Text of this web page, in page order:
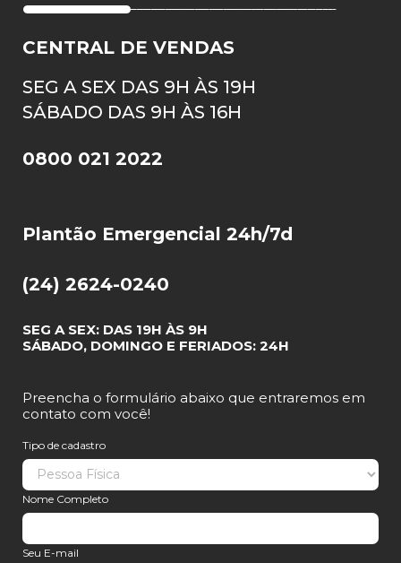
CENTRAL DE VENDAS
SEG A SEX DAS 9H ÀS 19H
SÁBADO DAS 9H ÀS 16H
0800 021 2022
Plantão Emergencial 24h/7d
(24) 2624-0240
SEG A SEX: DAS 19H ÀS 9H
SÁBADO, DOMINGO E FERIADOS: 24H
Preencha o formulário abaixo que entraremos em
contato com você!
Tipo de cadastro
Nome Completo
Seu E-mail